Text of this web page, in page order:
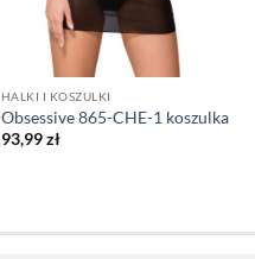
HALKI I KOSZULKI
Obsessive 865-CHE-1 koszulka
93,99zł